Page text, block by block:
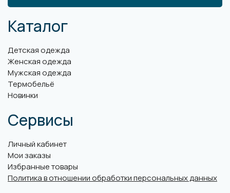
Каталог
Детская одежда
Женская одежда
Мужская одежда
Термобельё
Новинки
Сервисы
Личный кабинет
Мои заказы
Избранные товары
Политика в отношении обработки персональных данных